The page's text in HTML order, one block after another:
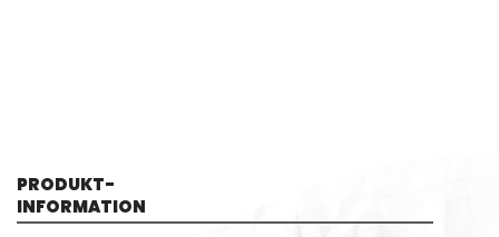
PRODUKT-
INFORMATION